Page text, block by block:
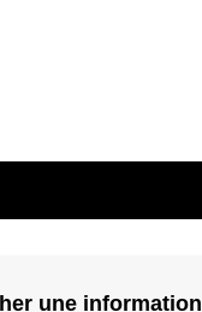
une information